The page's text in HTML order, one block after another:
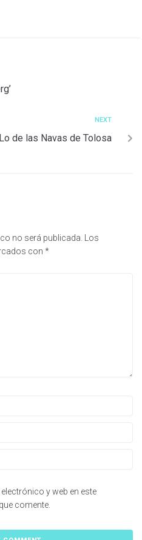
NEXT
Lo de las Navas de Tolosa
no será publicada.
Los
con *
y web en este
comente.